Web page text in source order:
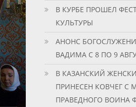
В КУРБЕ ПРОШЕЛ
КУЛЬТУРЫ
АНОНС
ВАДИМА С 8 ПО 9
В КАЗАНСКИЙ
ПРИНЕСЕН КОВЧЕГ
ПРАВЕДНОГО ВОИНА